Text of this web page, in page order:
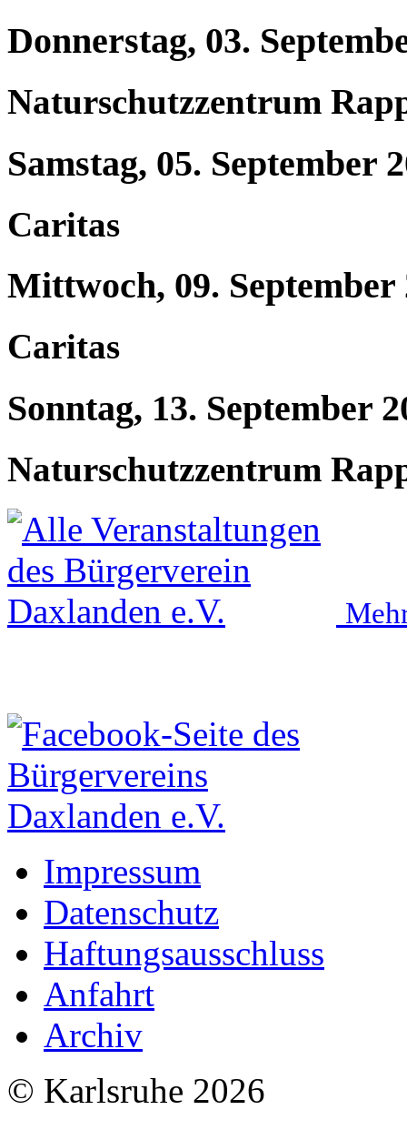
Donnerstag, 03.
Naturschutzzentrum
Samstag, 05. September
Caritas
Mittwoch, 09. September
Caritas
Sonntag, 13. September
Naturschutzzentrum
Impressum
Datenschutz
Haftungsausschluss
Anfahrt
Archiv
© Karlsruhe 2026